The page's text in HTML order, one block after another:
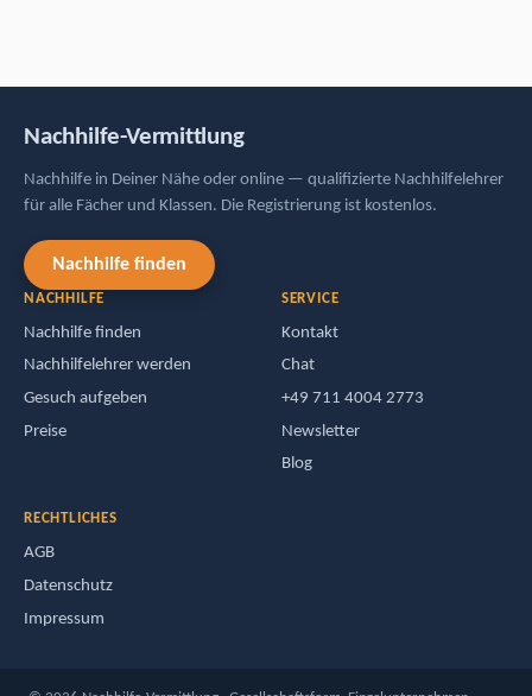
Nachhilfe-Vermittlung
Nachhilfe in Deiner Nähe oder online — qualifizierte Nachhilfelehrer
für alle Fächer und Klassen. Die Registrierung ist kostenlos.
Nachhilfe finden
NACHHILFE
Nachhilfe finden
Nachhilfelehrer werden
Gesuch aufgeben
Preise
SERVICE
Kontakt
Chat
+49 711 4004 2773
Newsletter
Blog
RECHTLICHES
AGB
Datenschutz
Impressum